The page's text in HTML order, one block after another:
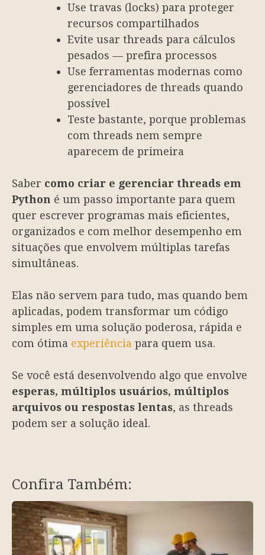
Use travas (locks) para proteger
recursos compartilhados
Evite usar threads para cálculos
pesados — prefira processos
Use ferramentas modernas como
gerenciadores de threads quando
possível
Teste bastante, porque problemas
com threads nem sempre
aparecem de primeira
Saber como criar e gerenciar threads em
Python é um passo importante para quem
quer escrever programas mais eficientes,
organizados e com melhor desempenho em
situações que envolvem múltiplas tarefas
simultâneas.
Elas não servem para tudo, mas quando bem
aplicadas, podem transformar um código
simples em uma solução poderosa, rápida e
com ótima experiência para quem usa.
Se você está desenvolvendo algo que envolve
esperas, múltiplos usuários, múltiplos
arquivos ou respostas lentas, as threads
podem ser a solução ideal.
Confira Também: